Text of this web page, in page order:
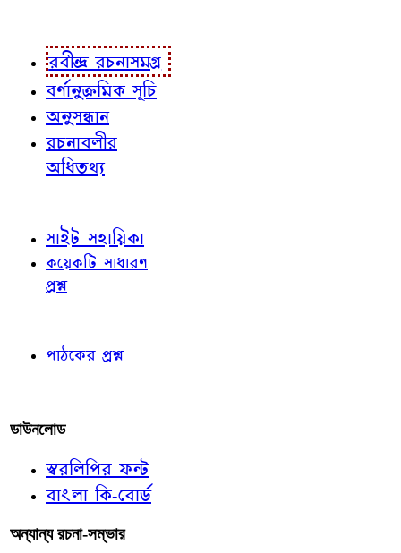
রবীন্দ্র-রচনাসমগ্র
বর্ণানুক্রমিক সূচি
অনুসন্ধান
রচনাবলীর
অধিতথ্য
সাইট সহায়িকা
কয়েকটি সাধারণ
প্রশ্ন
পাঠকের প্রশ্ন
ডাউনলোড
স্বরলিপির ফন্ট
বাংলা কি-বোর্ড
অন্যান্য রচনা-সম্ভার